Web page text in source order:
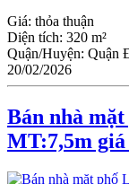
Giá: thỏa thuận
Diện tích: 320 m²
Quận/Huyện: Quận
20/02/2026
Bán nhà
MT:7,5m